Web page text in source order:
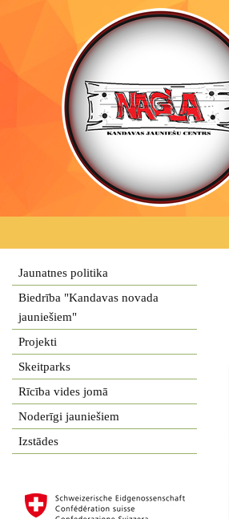
Jaunatnes politika
Biedrība "Kandavas novada
jauniešiem"
Projekti
Skeitparks
Rīcība vides jomā
Noderīgi jauniešiem
Izstādes